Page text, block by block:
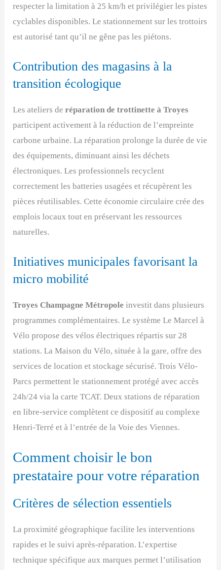
respecter la limitation à 25 km/h et privilégier les pistes
cyclables disponibles. Le stationnement sur les trottoirs
est autorisé tant qu’il ne gêne pas les piétons.
Contribution des magasins à la
transition écologique
Les ateliers deréparation de trottinette à Troyes
participent activement à la réduction de l’empreinte
carbone urbaine. La réparation prolonge la durée de vie
des équipements, diminuant ainsi les déchets
électroniques. Les professionnels recyclent
correctement les batteries usagées et récupèrent les
pièces réutilisables. Cette économie circulaire crée des
emplois locaux tout en préservant les ressources
naturelles.
Initiatives municipales favorisant la
micro mobilité
Troyes Champagne Métropole investit dans plusieurs
programmes complémentaires. Le système Le Marcel à
Vélo propose des vélos électriques répartis sur 28
stations. La Maison du Vélo, située à la gare, offre des
services de location et stockage sécurisé. Trois Vélo-
Parcs permettent le stationnement protégé avec accès
24h/24 via la carte TCAT. Deux stations de réparation
en libre-service complètent ce dispositif au complexe
Henri-Terré et à l’entrée de la Voie des Viennes.
Comment choisir le bon
prestataire pour votre réparation
Critères de sélection essentiels
La proximité géographique facilite les interventions
rapides et le suivi après-réparation. L’expertise
technique spécifique aux marques permet l’utilisation